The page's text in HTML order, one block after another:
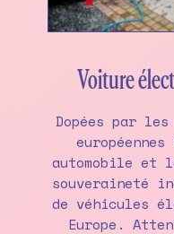
Voiture
Dopées par
automobile et
souveraineté
de véhicules
Europe.